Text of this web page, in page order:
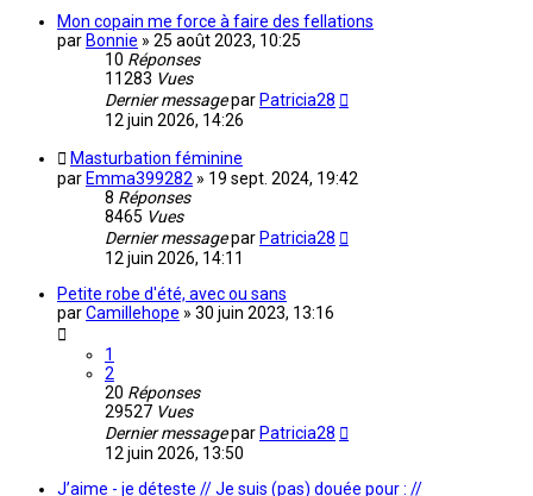
Mon copain me force à faire des fellations
par Bonnie » 25 août 2023, 10:25
10 Réponses
11283 Vues
Dernier messagepar Patricia28
12 juin 2026, 14:26
Masturbation féminine
par Emma399282 » 19 sept. 2024, 19:42
8 Réponses
8465 Vues
Dernier messagepar Patricia28
12 juin 2026, 14:11
Petite robe d'été, avec ou sans
parCamillehope » 30 juin 2023, 13:16
1
2
20 Réponses
29527 Vues
Dernier messagepar Patricia28
12 juin 2026, 13:50
J’aime - je déteste // Je suis (pas) douée pour : //